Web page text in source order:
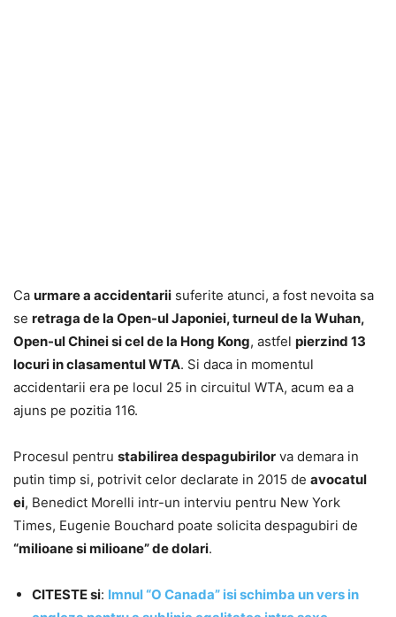
Ca urmare a accidentarii suferite atunci, a fost nevoita sa
se retraga de la Open-ul Japoniei, turneul de la Wuhan,
Open-ul Chinei si cel de la Hong Kong, astfel pierzind 13
locuri in clasamentul WTA. Si daca in momentul
accidentarii era pe locul 25 in circuitul WTA, acum ea a
ajuns pe pozitia 116.
Procesul pentru stabilirea despagubirilor va demara in
putin timp si, potrivit celor declarate in 2015 de avocatul
ei, Benedict Morelli intr-un interviu pentru New York
Times, Eugenie Bouchard poate solicita despagubiri de
“milioane si milioane” de dolari.
CITESTE si: Imnul “O Canada” isi schimba un vers in